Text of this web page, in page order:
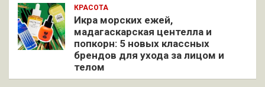
КРАСОТА
Икра морских ежей,
мадагаскарская центелла и
попкорн: 5 новых классных
брендов для ухода за лицом и
телом